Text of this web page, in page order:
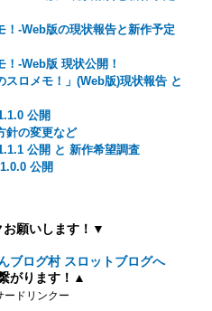
！-Web版の現状報告と新作予定
！-Web版 現状公開！
スロメモ！」(Web版)現状報告 と
公開
針の変更など
公開 と 新作希望調査
公開
願いします！▼
がります！▲
ードリンクー